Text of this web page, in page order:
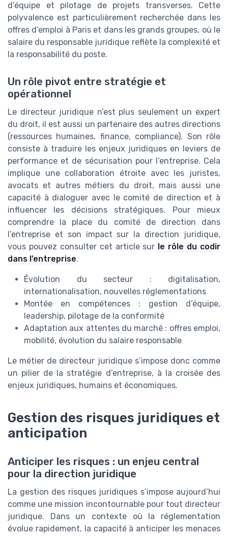
d’équipe et pilotage de projets transverses. Cette
polyvalence est particulièrement recherchée dans les
offres d’emploi à Paris et dans les grands groupes, où le
salaire du responsable juridique reflète la complexité et
la responsabilité du poste.
Un rôle pivot entre stratégie et
opérationnel
Le directeur juridique n’est plus seulement un expert
du droit, il est aussi un partenaire des autres directions
(ressources humaines, finance, compliance). Son rôle
consiste à traduire les enjeux juridiques en leviers de
performance et de sécurisation pour l’entreprise. Cela
implique une collaboration étroite avec les juristes,
avocats et autres métiers du droit, mais aussi une
capacité à dialoguer avec le comité de direction et à
influencer les décisions stratégiques. Pour mieux
comprendre la place du comité de direction dans
l’entreprise et son impact sur la direction juridique,
vous pouvez consulter cet article sur le rôle du codir
dans l’entreprise.
Évolution du secteur : digitalisation,
internationalisation, nouvelles réglementations
Montée en compétences : gestion d’équipe,
leadership, pilotage de la conformité
Adaptation aux attentes du marché : offres emploi,
mobilité, évolution du salaire responsable
Le métier de directeur juridique s’impose donc comme
un pilier de la stratégie d’entreprise, à la croisée des
enjeux juridiques, humains et économiques.
Gestion des risques juridiques et
anticipation
Anticiper les risques : un enjeu central
pour la direction juridique
La gestion des risques juridiques s’impose aujourd’hui
comme une mission incontournable pour tout directeur
juridique. Dans un contexte où la réglementation
évolue rapidement, la capacité à anticiper les menaces